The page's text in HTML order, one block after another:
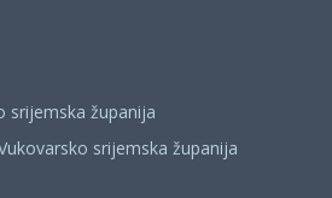
srijemska županija
srijemska županija